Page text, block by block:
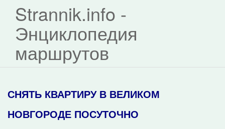
Strannik.info -
Энциклопедия
маршрутов
СНЯТЬ КВАРТИРУ В ВЕЛИКОМ
НОВГОРОДЕ ПОСУТОЧНО